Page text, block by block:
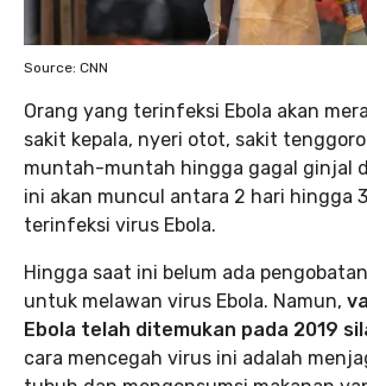
Source: CNN
Orang yang terinfeksi Ebola akan
sakit kepala, nyeri otot, sakit
muntah-muntah hingga gagal ginjal
ini akan muncul antara 2 hari hingga
terinfeksi virus Ebola.
Hingga saat ini belum ada
untuk melawan virus Ebola. Namun,
Ebola telah ditemukan pada 2019
cara mencegah virus ini adalah